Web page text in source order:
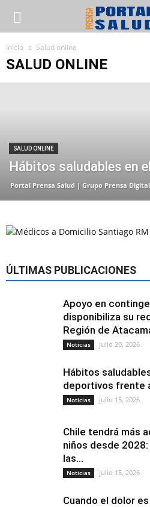
Inicio Salud online
SALUD ONLINE
SALUD ONLINE
Hábitos saludables en
Portal Prensa Salud | Grupo Prensa
ÚLTIMAS PUBLICACIONES
Apoyo en
disponibiliza su
Región de
Noticias julio 20, 2026
Hábitos
deportivos frente
Noticias julio 15, 2026
Chile tendrá más
niños desde
las...
Noticias julio 15, 2026
Cuando el dolor